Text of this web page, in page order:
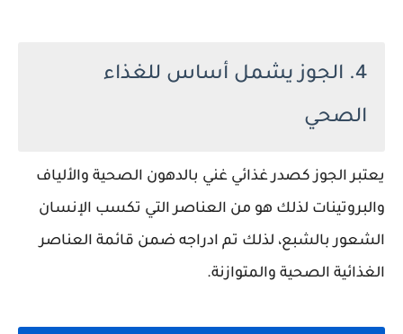
4. الجوز يشمل أساس للغذاء
الصحي
يعتبر الجوز كصدر غذائي غني بالدهون الصحية والألياف
والبروتينات لذلك هو من العناصر التي تكسب الإنسان
الشعور بالشبع، لذلك تم ادراجه ضمن قائمة العناصر
الغذائية الصحية والمتوازنة.